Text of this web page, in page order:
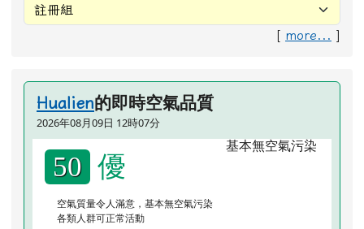
[ more... ]
Hualien的即時空氣品質
2026年08月09日 12時07分
50 優
空氣質量令人滿意，基本無空氣污染
各類人群可正常活動